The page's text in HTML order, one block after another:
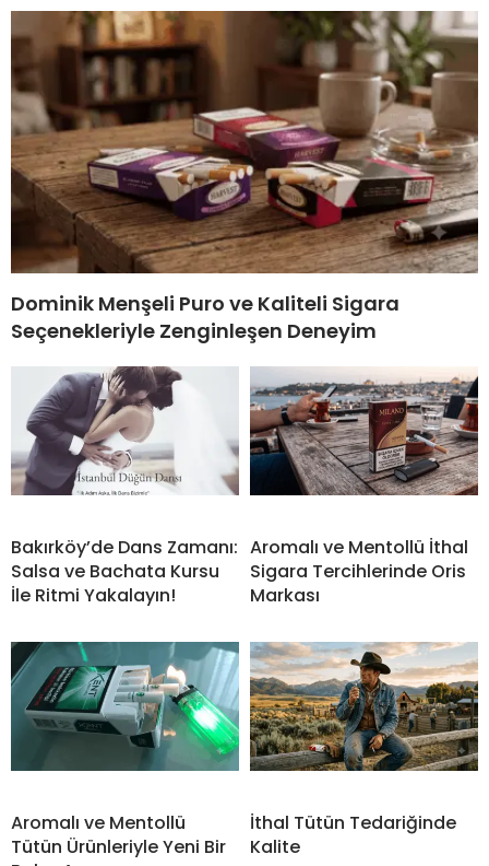
Dominik Menşeli Puro ve Kaliteli Sigara
Seçenekleriyle Zenginleşen Deneyim
Bakırköy’de Dans Zamanı:
Salsa ve Bachata Kursu
İle Ritmi Yakalayın!
Aromalı ve Mentollü İthal
Sigara Tercihlerinde Oris
Markası
Aromalı ve Mentollü
Tütün Ürünleriyle Yeni Bir
İthal Tütün Tedariğinde
Kalite